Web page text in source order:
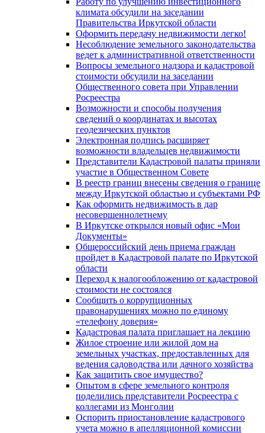
климата обсудили на заседании
Правительства Иркутской области
Оформить передачу недвижимости легко!
Несоблюдение земельного законодательства
ведет к административной ответственности
Вопросы земельного надзора и кадастровой
стоимости обсудили на заседании
Общественного совета при Управлении
Росреестра
Возможности и способы получения
сведений о координатах и высотах
геодезических пунктов
Электронная подпись расширяет
возможности владельцев недвижимости
Представители Кадастровой палаты приняли
участие в Общественном Совете
В реестр границ внесены сведения о границе
между Иркутской областью и субъектами РФ
Как оформить недвижимость в дар
несовершеннолетнему
В Иркутске открылся новый офис «Мои
Документы»
Общероссийский день приема граждан
пройдет в Кадастровой палате по Иркутской
области
Переход к налогообложению от кадастровой
стоимости не состоялся
Сообщить о коррупционных
правонарушениях можно по единому
«телефону доверия»
Кадастровая палата приглашает на лекцию
Жилое строение или жилой дом на
земельных участках, предоставленных для
ведения садоводства или дачного хозяйства
Как защитить свое имущество?
Опытом в сфере земельного контроля
поделились представители Росреестра с
коллегами из Монголии
Оспорить приостановление кадастрового
учета можно в апелляционной комиссии